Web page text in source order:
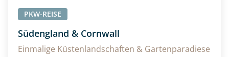
PKW-REISE
Südengland & Cornwall
Einmalige Küstenlandschaften & Gartenparadiese